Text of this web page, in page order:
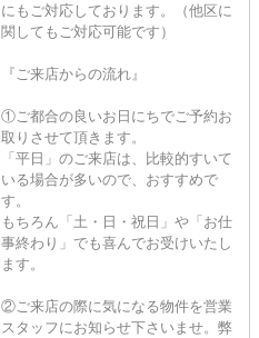
にもご対応しております。（他区に
関してもご対応可能です）
『ご来店からの流れ』
①ご都合の良いお日にちでご予約お
取りさせて頂きます。
「平日」のご来店は、比較的すいて
いる場合が多いので、おすすめで
す。
もちろん「土・日・祝日」や「お仕
事終わり」でも喜んでお受けいたし
ます。
②ご来店の際に気になる物件を営業
スタッフにお知らせ下さいませ。弊